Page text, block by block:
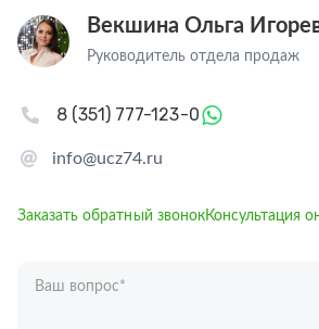
Векшина Ольга
Руководитель отдела продаж
info@ucz74.ru
8 (351) 777-123-0
Заказать обратный звонокКонсультация
Ваш вопрос*